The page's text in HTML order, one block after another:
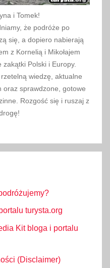
i Tomek!
że podróże po
się, a dopiero nabierają
z Kornelią i Mikołajem
Polski i Europy.
wiedzę, aktualne
oraz sprawdzone, gotowe
Rozgość się i ruszaj z
turysta.org
Kit bloga i portalu
(Disclaimer)